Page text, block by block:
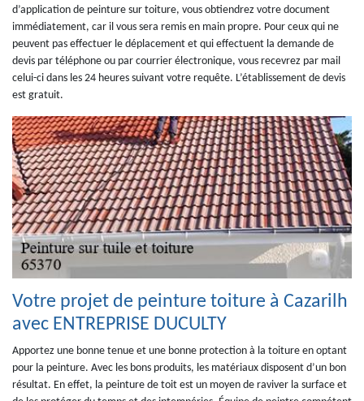
d’application de peinture sur toiture, vous obtiendrez votre document
immédiatement, car il vous sera remis en main propre. Pour ceux qui ne
peuvent pas effectuer le déplacement et qui effectuent la demande de
devis par téléphone ou par courrier électronique, vous recevrez par mail
celui-ci dans les 24 heures suivant votre requête. L’établissement de devis
est gratuit.
Votre projet de peinture toiture à Cazarilh
avec ENTREPRISE DUCULTY
Apportez une bonne tenue et une bonne protection à la toiture en optant
pour la peinture. Avec les bons produits, les matériaux disposent d’un bon
résultat. En effet, la peinture de toit est un moyen de raviver la surface et